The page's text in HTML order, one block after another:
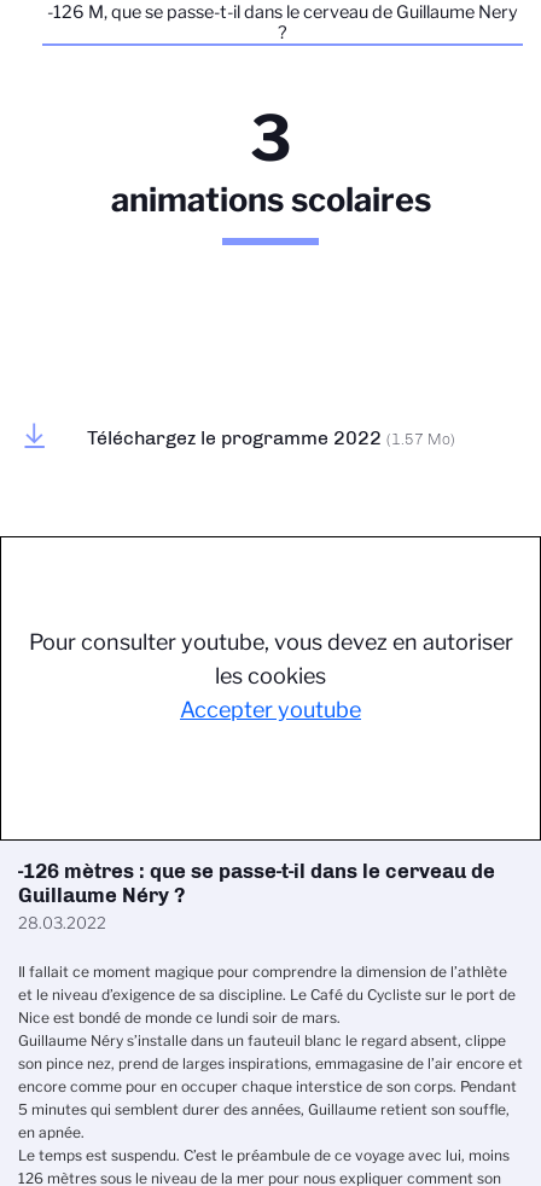
-126 M, que se passe-t-il dans le cerveau de Guillaume Nery
?
3
animations scolaires
Téléchargez le programme 2022 (1.57 Mo)
Pour consulter youtube, vous devez en autoriser
les cookies
Accepter youtube
-126 mètres : que se passe-t-il dans le cerveau de
Guillaume Néry ?
28.03.2022
Il fallait ce moment magique pour comprendre la dimension de l’athlète
et le niveau d’exigence de sa discipline. Le Café du Cycliste sur le port de
Nice est bondé de monde ce lundi soir de mars.
Guillaume Néry s’installe dans un fauteuil blanc le regard absent, clippe
son pince nez, prend de larges inspirations, emmagasine de l’air encore et
encore comme pour en occuper chaque interstice de son corps. Pendant
5 minutes qui semblent durer des années, Guillaume retient son souffle,
en apnée.
Le temps est suspendu. C’est le préambule de ce voyage avec lui, moins
126 mètres sous le niveau de la mer pour nous expliquer comment son